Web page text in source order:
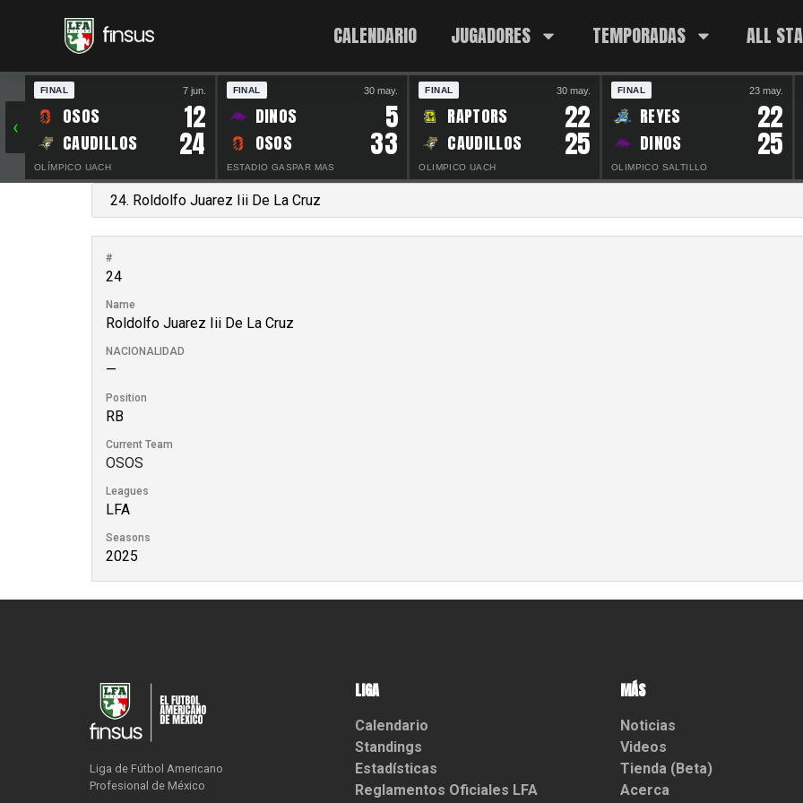
CALENDARIO JUGADORES TEMPORADAS ALL
‹
FINAL 7 jun.
OSOS 12
CAUDILLOS 24
OLÍMPICO UACH
FINAL 30 may.
DINOS 5
OSOS 33
ESTADIO GASPAR MAS
FINAL 30 may.
RAPTORS 22
CAUDILLOS 25
OLIMPICO UACH
FINAL 23 may.
REYES 22
DINOS 25
OLIMPICO SALTILLO
#
24
Name
Roldolfo Juarez Iii De La Cruz
NACIONALIDAD
—
Position
RB
Current Team
OSOS
Leagues
LFA
Seasons
2025
Liga de Fútbol Americano
Profesional de México
LIGA
Calendario
Standings
Estadísticas
Reglamentos Oficiales LFA
MÁS
Noticias
Videos
Tienda (Beta)
Acerca